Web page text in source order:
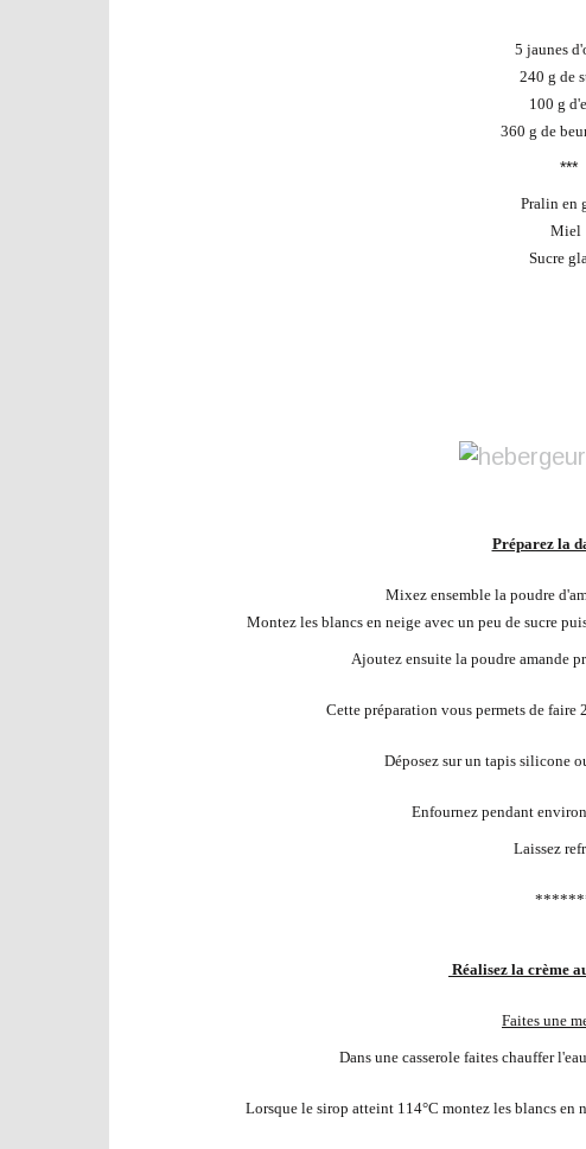
5 jaunes
240 g de
100 g
360 g de
***
Pralin en
Miel
Sucre
Préparez la
Mixez ensemble la poudre
Montez les blancs en neige avec un peu de sucre
Ajoutez ensuite la poudre amande
Cette préparation vous permets de
Déposez sur un tapis silicone
Enfournez pendant
Laissez
Réalisez la crème
Faites une
Dans une casserole faites chauffer
Lorsque le sirop atteint 114°C montez les blancs en